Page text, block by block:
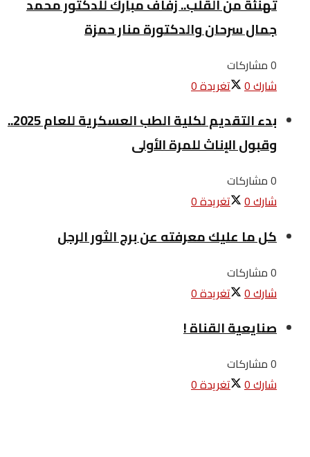
تهنئة من القلب.. زفاف مبارك للدكتور محمد
جمال سرحان والدكتورة منار حمزة
0 مشاركات
شارك0 تغريدة0
بدء التقديم لكلية الطب العسكرية للعام 2025..
وقبول الإناث للمرة الأولى
0 مشاركات
شارك0 تغريدة0
كل ما عليك معرفته عن برج الثور الرجل
0 مشاركات
شارك0 تغريدة0
صنايعية القناة !
0 مشاركات
شارك0 تغريدة0